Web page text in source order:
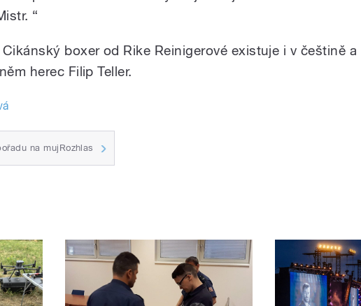
“
boxer od Rike Reinigerové existuje i v češtině a
herec Filip Teller.
na mujRozhlas